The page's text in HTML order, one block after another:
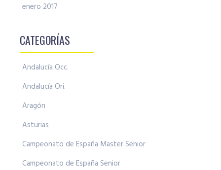
enero 2017
CATEGORÍAS
Andalucía Occ.
Andalucía Ori.
Aragón
Asturias
Campeonato de España Master Senior
Campeonato de España Senior